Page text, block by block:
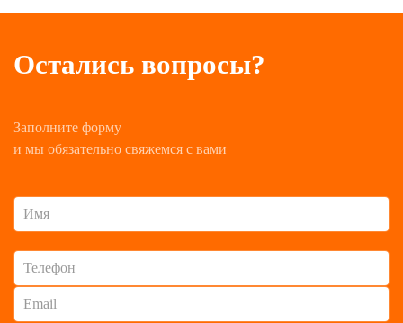
Остались вопросы?
Заполните форму
и мы обязательно свяжемся с вами